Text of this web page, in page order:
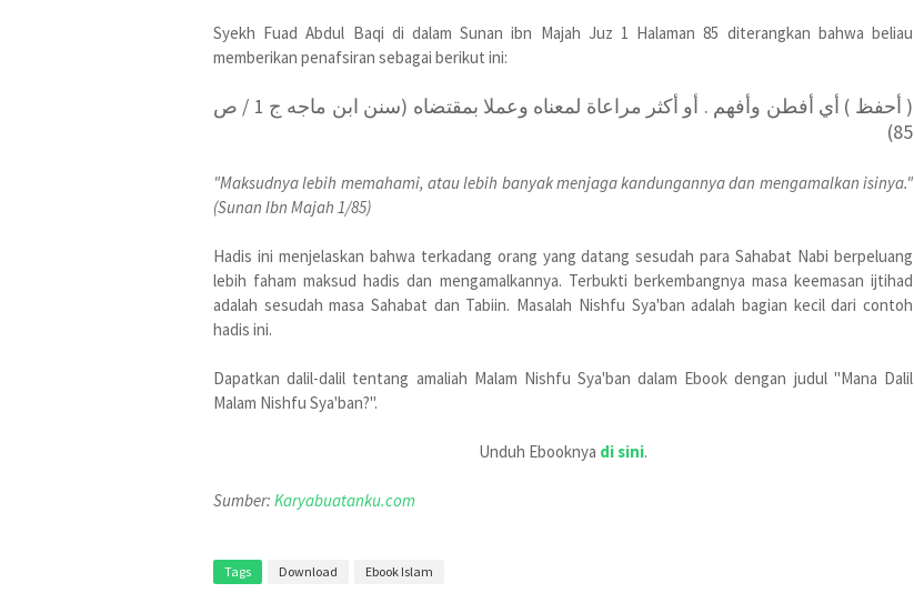
Syekh Fuad Abdul Baqi di dalam Sunan ibn Majah Juz 1 Halaman 85 diterangkan bahwa beliau
memberikan penafsiran sebagai berikut ini:
( أحفظ ) أي أفطن وأفهم . أو أكثر مراعاة لمعناه وعملا بمقتضاه (سنن ابن ماجه ج 1 / ص
85)
"Maksudnya lebih memahami, atau lebih banyak menjaga kandungannya dan mengamalkan isinya."
(Sunan Ibn Majah 1/85)
Hadis ini menjelaskan bahwa terkadang orang yang datang sesudah para Sahabat Nabi berpeluang
lebih faham maksud hadis dan mengamalkannya. Terbukti berkembangnya masa keemasan ijtihad
adalah sesudah masa Sahabat dan Tabiin. Masalah Nishfu Sya'ban adalah bagian kecil dari contoh
hadis ini.
Dapatkan dalil-dalil tentang amaliah Malam Nishfu Sya'ban dalam Ebook dengan judul "Mana Dalil
Malam Nishfu Sya'ban?".
Unduh Ebooknya di sini.
Sumber: Karyabuatanku.com
Tags Download Ebook Islam